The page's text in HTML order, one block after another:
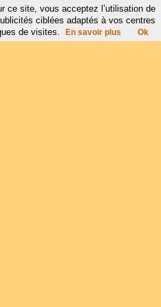
ce site, vous acceptez l’utilisation de
ciblées adaptés à vos centres
de visites.
En savoir plus Ok